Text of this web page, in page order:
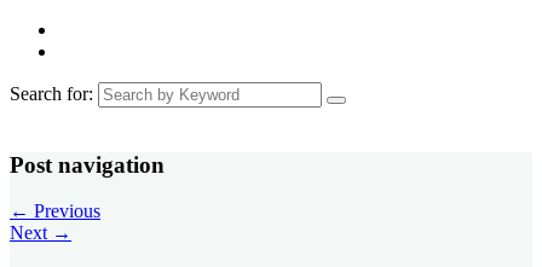
Search for:
Post navigation
← Previous
Next →